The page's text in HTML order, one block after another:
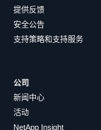
提供反馈
安全公告
支持策略和支持服务
公司
新闻中心
活动
NetApp Insight